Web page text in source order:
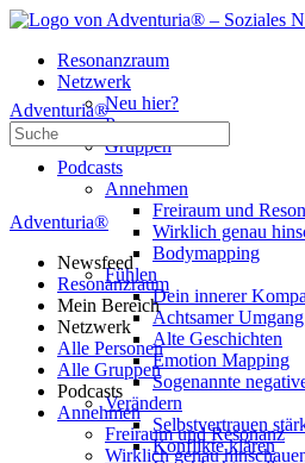
Resonanzraum
Netzwerk
Neu hier?
Personen
Gruppen
Podcasts
Annehmen
Freiraum und
Wirklich genau
Bodymapping
Fühlen
Dein innerer
Achtsamer
Alte Geschichten
Emotion Mapping
Sogenannte
Verändern
Selbstvertrauen
Konflikte klären
Adventuria®
Suche
nach:
Adventuria®
Newsfeed
Resonanzraum
Mein Bereich
Netzwerk
Alle Personen
Alle Gruppen
Podcasts
Annehmen
Freiraum und Resonanz
Wirklich genau